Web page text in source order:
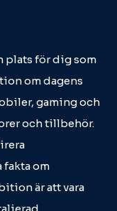
plats för dig som
om dagens
gaming och
och tillbehör.
om
är att vara